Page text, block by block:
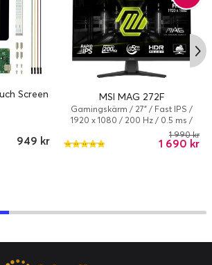
Screen
949 kr
MSI MAG 272F
Gamingskärm / 27" / Fast IPS /
1920 x 1080 / 200 Hz / 0.5 ms /
AMD FreeSync Premium / Lutning
1 690 kr
1 990 kr